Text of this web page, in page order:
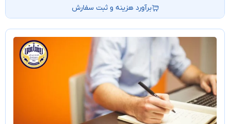
برآورد هزینه و ثبت سفارش